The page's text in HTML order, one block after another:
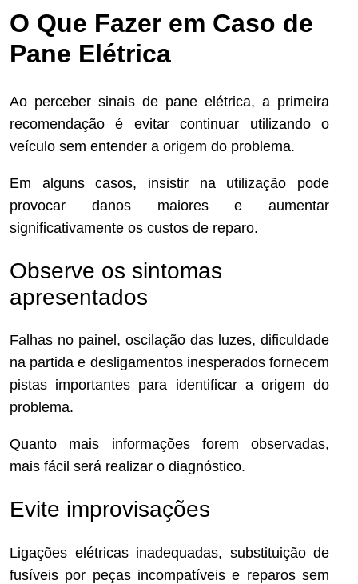
O Que Fazer em Caso de
Pane Elétrica
Ao perceber sinais de pane elétrica, a primeira
recomendação é evitar continuar utilizando o
veículo sem entender a origem do problema.
Em alguns casos, insistir na utilização pode
provocar danos maiores e aumentar
significativamente os custos de reparo.
Observe os sintomas
apresentados
Falhas no painel, oscilação das luzes, dificuldade
na partida e desligamentos inesperados fornecem
pistas importantes para identificar a origem do
problema.
Quanto mais informações forem observadas,
mais fácil será realizar o diagnóstico.
Evite improvisações
Ligações elétricas inadequadas, substituição de
fusíveis por peças incompatíveis e reparos sem